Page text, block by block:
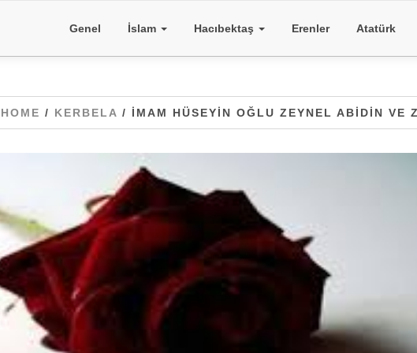
Genel İslam Hacıbektaş Erenler Atatürk
HOME / KERBELA / İMAM HÜSEYIN OĞLU ZEYNEL ABIDIN VE